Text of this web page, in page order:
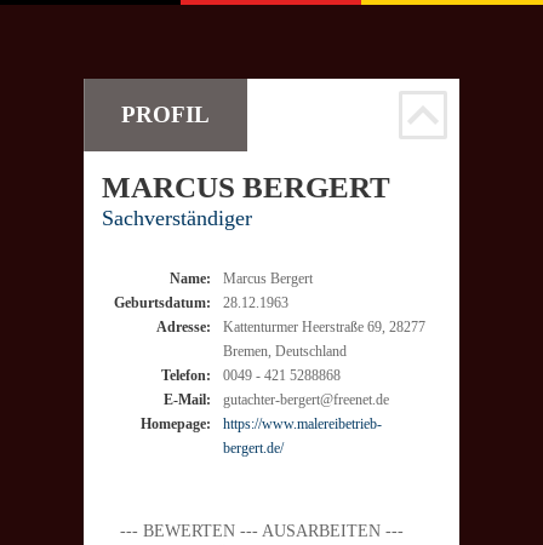
PROFIL
MARCUS BERGERT
Sachverständiger
Name:
Marcus Bergert
Geburtsdatum:
28.12.1963
Adresse:
Kattenturmer Heerstraße 69, 28277
Bremen, Deutschland
Telefon:
0049 - 421 5288868
E-Mail:
gutachter-bergert@freenet.de
Homepage:
https://www.malereibetrieb-
bergert.de/
--- BEWERTEN --- AUSARBEITEN ---